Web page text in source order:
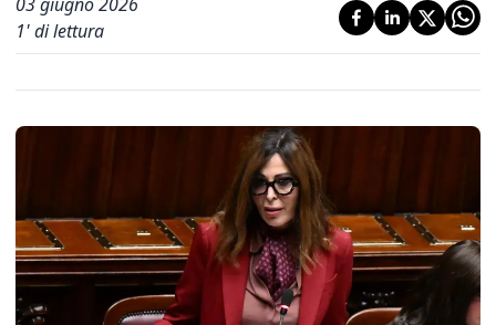
1' di lettura